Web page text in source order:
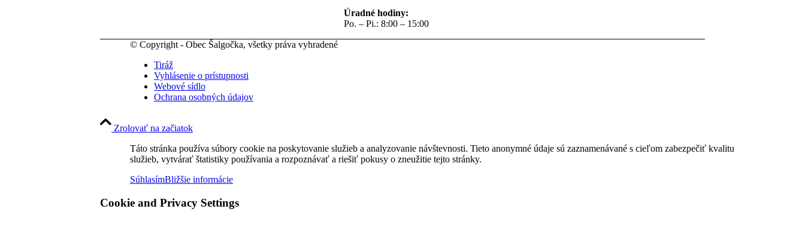
Úradné hodiny:
Po. – Pi.: 8:00 – 15:00
© Copyright - Obec Šalgočka, všetky práva vyhradené
Tiráž
Vyhlásenie o prístupnosti
Webové sídlo
Ochrana osobných údajov
Zrolovať na začiatok
Táto stránka používa súbory cookie na poskytovanie služieb a analyzovanie návštevnosti. Tieto anonymné údaje sú zaznamenávané s cieľom zabezpečiť kvalitu
služieb, vytvárať štatistiky používania a rozpoznávať a riešiť pokusy o zneužitie tejto stránky.
SúhlasímBližšie informácie
Cookie and Privacy Settings